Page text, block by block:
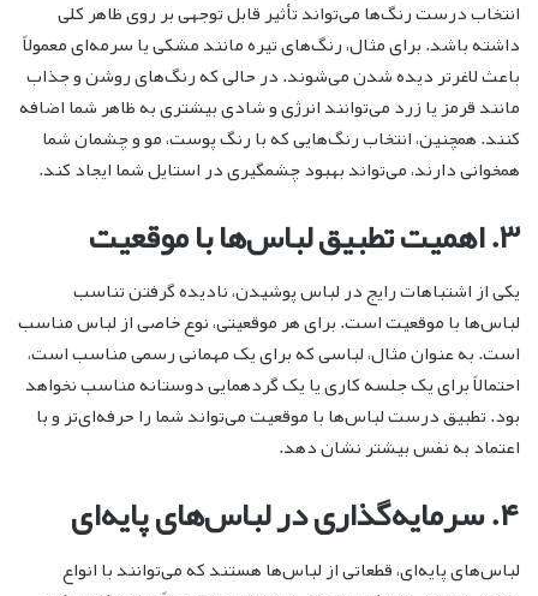
انتخاب درست رنگ‌ها می‌تواند تأثیر قابل توجهی بر روی ظاهر کلی
داشته باشد. برای مثال، رنگ‌های تیره مانند مشکی یا سرمه‌ای معمولاً
باعث لاغرتر دیده شدن می‌شوند. در حالی که رنگ‌های روشن و جذاب
مانند قرمز یا زرد می‌توانند انرژی و شادی بیشتری به ظاهر شما اضافه
کنند. همچنین، انتخاب رنگ‌هایی که با رنگ پوست، مو و چشمان شما
همخوانی دارند، می‌تواند بهبود چشمگیری در استایل شما ایجاد کند.
۳. اهمیت تطبیق لباس‌ها با موقعیت
یکی از اشتباهات رایج در لباس پوشیدن، نادیده گرفتن تناسب
لباس‌ها با موقعیت است. برای هر موقعیتی، نوع خاصی از لباس مناسب
است. به عنوان مثال، لباسی که برای یک مهمانی رسمی مناسب است،
احتمالاً برای یک جلسه کاری یا یک گردهمایی دوستانه مناسب نخواهد
بود. تطبیق درست لباس‌ها با موقعیت می‌تواند شما را حرفه‌ای‌تر و با
اعتماد به نفس بیشتر نشان دهد.
۴. سرمایه‌گذاری در لباس‌های پایه‌ای
لباس‌های پایه‌ای، قطعاتی از لباس‌ها هستند که می‌توانند با انواع